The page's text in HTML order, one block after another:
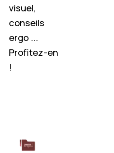
visuel,
conseils
ergo ...
Profitez-en
!